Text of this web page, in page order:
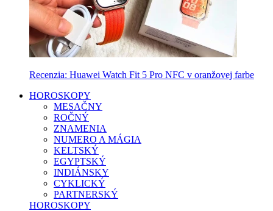
Recenzia: Huawei Watch Fit 5 Pro NFC v oranžovej farbe
HOROSKOPY
MESAČNY
ROČNÝ
ZNAMENIA
NUMERO A MÁGIA
KELTSKÝ
EGYPTSKÝ
INDIÁNSKY
CYKLICKÝ
PARTNERSKÝ
HOROSKOPY